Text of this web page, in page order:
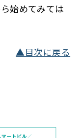
始めてみては
▲目次に戻る